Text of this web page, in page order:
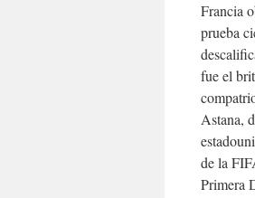
Francia
prueba
fue el
Astana,
de la
Primera